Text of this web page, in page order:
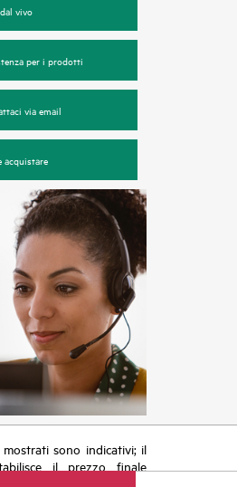
vivo
per i prodotti
via email
acquistare
sono indicativi; il
il prezzo finale